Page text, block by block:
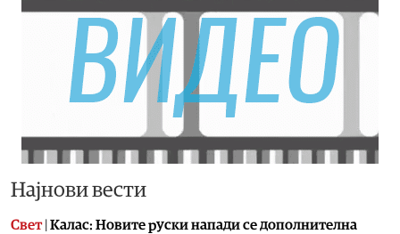
Најнови вести
Свет| Калас: Новите руски напади се дополнителна